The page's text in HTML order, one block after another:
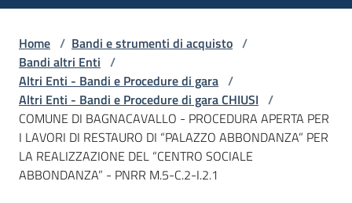
telematici
L'Agenzia
Bandi
Home / Bandi e strumenti di acquisto /
Bandi altri Enti /
Altri Enti - Bandi e Procedure di gara /
Altri Enti - Bandi e Procedure di gara CHIUSI /
COMUNE DI BAGNACAVALLO - PROCEDURA APERTA PER
I LAVORI DI RESTAURO DI “PALAZZO ABBONDANZA” PER
LA REALIZZAZIONE DEL “CENTRO SOCIALE
ABBONDANZA” - PNRR M.5-C.2-I.2.1